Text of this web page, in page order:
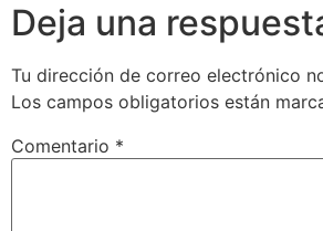
Deja una
Tu dirección de correo electrónico
Los campos obligatorios están
Comentario *